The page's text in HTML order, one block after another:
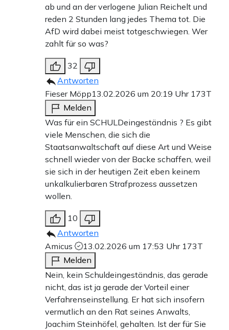
ab und an der verlogene Julian Reichelt und
reden 2 Stunden lang jedes Thema tot. Die
AfD wird dabei meist totgeschwiegen. Wer
zahlt für so was?
32
Antworten
Fieser Möpp13.02.2026 um 20:19 Uhr 173T
Melden
Was für ein SCHULDeingeständnis ? Es gibt
viele Menschen, die sich die
Staatsanwaltschaft auf diese Art und Weise
schnell wieder von der Backe schaffen, weil
sie sich in der heutigen Zeit eben keinem
unkalkulierbaren Strafprozess aussetzen
wollen.
10
Antworten
Amicus
13.02.2026 um 17:53 Uhr 173T
Melden
Nein, kein Schuldeingeständnis, das gerade
nicht, das ist ja gerade der Vorteil einer
Verfahrenseinstellung. Er hat sich insofern
vermutlich an den Rat seines Anwalts,
Joachim Steinhöfel, gehalten. Ist der für Sie